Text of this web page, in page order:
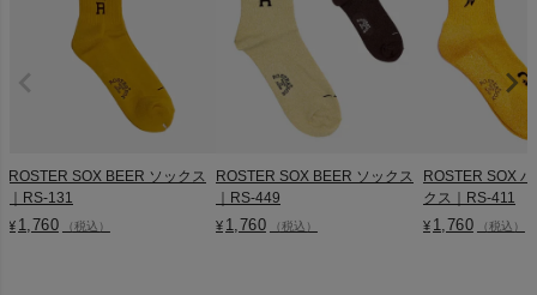
ROSTER SOX BEER ソックス
｜RS-131
¥ 1,760 （税込）
ROSTER SOX BEER ソックス
｜RS-449
¥ 1,760 （税込）
ROSTER SOX
クス｜RS-411
¥ 1,760 （税込）